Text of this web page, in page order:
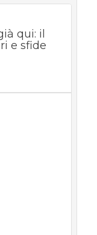
qui: il
e sfide